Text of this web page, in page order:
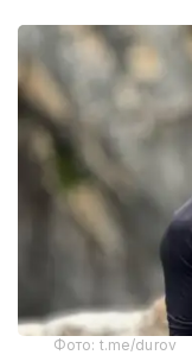
Фото: t.me/durov